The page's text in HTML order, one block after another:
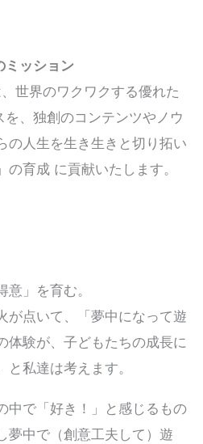
ミッション
世界のワクワクする優れた
、独創のコンテンツやノウ
の人生を生き生きと切り拓い
育成 に貢献いたします。
意」を育む。
が点いて、「夢中になって遊
体験が、子どもたちの成長に
私達は考えます。
中で「好き！」と感じるもの
夢中で（創意工夫して）遊